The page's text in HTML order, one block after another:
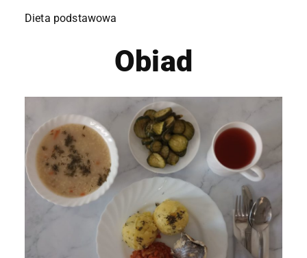
Dieta podstawowa
Obiad